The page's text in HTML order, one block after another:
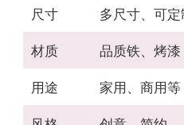
尺寸
多尺寸、可定
材质
品质铁、烤漆
用途
家用、商用等